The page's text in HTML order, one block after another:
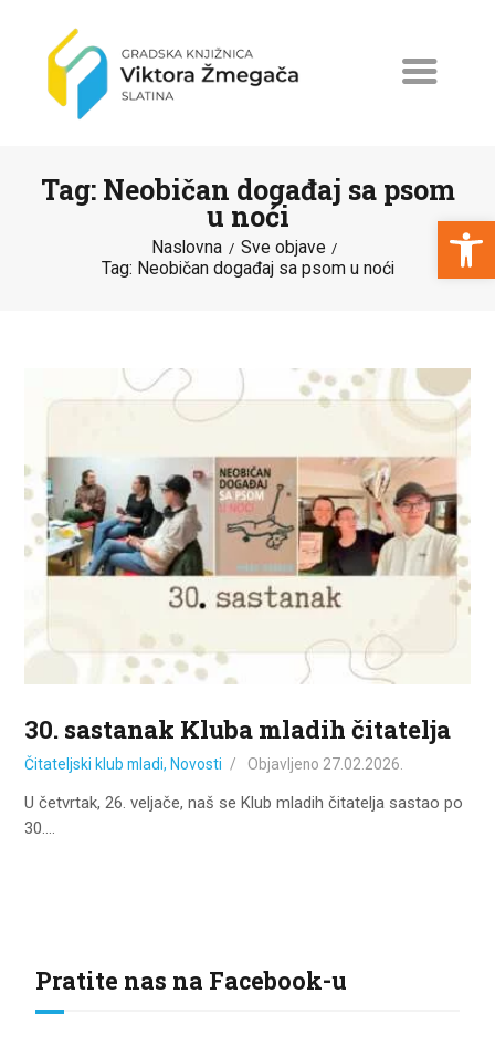
Open toolbar
Tag: Neobičan događaj sa psom
u noći
Naslovna
Sve objave
Tag: Neobičan događaj sa psom u noći
NASLOVNA
PROGRAMI I PROJEKTI
O KNJIŽNICI
ZA KORISNIKE
ODJELI
DOKUMENTI
KONTAKT
30. sastanak Kluba mladih čitatelja
Čitateljski klub mladi, Novosti Objavljeno 27.02.2026.
U četvrtak, 26. veljače, naš se Klub mladih čitatelja sastao po
30.…
Pratite nas na Facebook-u